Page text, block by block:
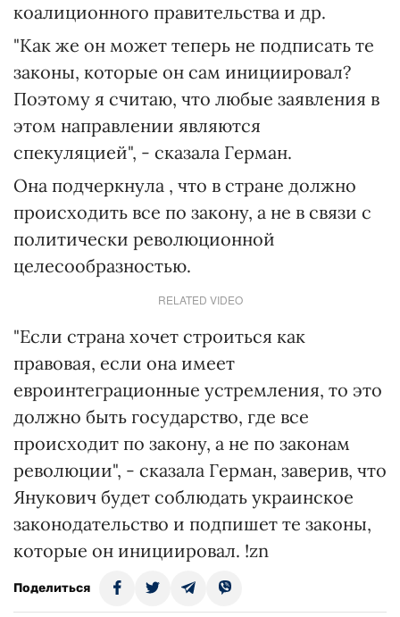
коалиционного правительства и др.
"Как же он может теперь не подписать те
законы, которые он сам инициировал?
Поэтому я считаю, что любые заявления в
этом направлении являются
спекуляцией", - сказала Герман.
Она подчеркнула , что в стране должно
происходить все по закону, а не в связи с
политически революционной
целесообразностью.
RELATED VIDEO
"Если страна хочет строиться как
правовая, если она имеет
евроинтеграционные устремления, то это
должно быть государство, где все
происходит по закону, а не по законам
революции", - сказала Герман, заверив, что
Янукович будет соблюдать украинское
законодательство и подпишет те законы,
которые он инициировал. !zn
Поделиться